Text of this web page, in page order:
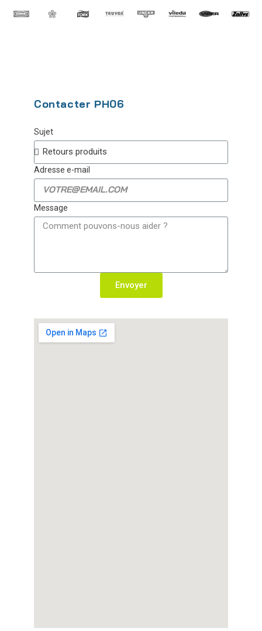
Contacter PH06
Sujet
Adresse e-mail
Message
Envoyer